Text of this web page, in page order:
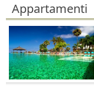
Appartamenti